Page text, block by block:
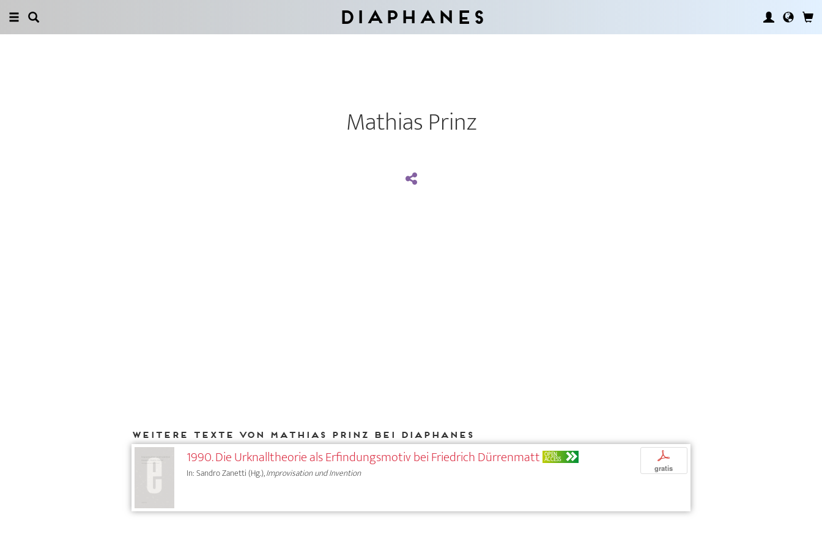
Diaphanes
Mathias Prinz
Weitere Texte von Mathias Prinz bei DIAPHANES
1990. Die Urknalltheorie als Erfindungsmotiv bei Friedrich Dürrenmatt OPEN
ACCESS
In: Sandro Zanetti (Hg.),Improvisation und Invention
p
gratis